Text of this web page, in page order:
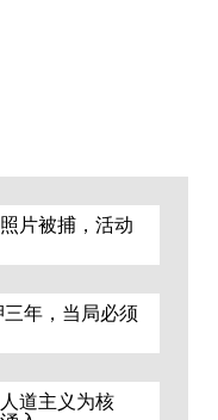
片被捕，活动
年，当局必须
道主义为核